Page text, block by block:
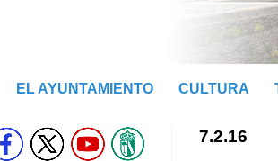
EL AYUNTAMIENTO CULTURA
7.2.16